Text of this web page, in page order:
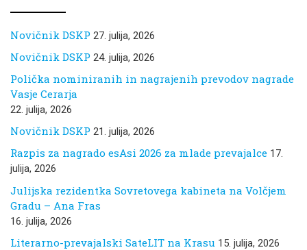
Novičnik DSKP 27. julija, 2026
Novičnik DSKP 24. julija, 2026
Polička nominiranih in nagrajenih prevodov nagrade
Vasje Cerarja
22. julija, 2026
Novičnik DSKP 21. julija, 2026
Razpis za nagrado esAsi 2026 za mlade prevajalce 17.
julija, 2026
Julijska rezidentka Sovretovega kabineta na Volčjem
Gradu – Ana Fras
16. julija, 2026
Literarno-prevajalski SateLIT na Krasu 15. julija, 2026